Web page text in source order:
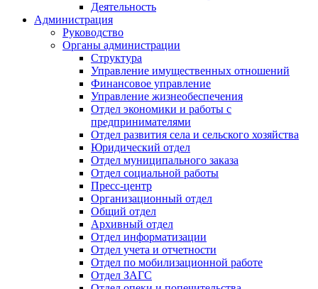
Деятельность
Администрация
Руководство
Органы администрации
Структура
Управление имущественных отношений
Финансовое управление
Управление жизнеобеспечения
Отдел экономики и работы с
предпринимателями
Отдел развития села и сельского хозяйства
Юридический отдел
Отдел муниципального заказа
Отдел социальной работы
Пресс-центр
Организационный отдел
Общий отдел
Архивный отдел
Отдел информатизации
Отдел учета и отчетности
Отдел по мобилизационной работе
Отдел ЗАГС